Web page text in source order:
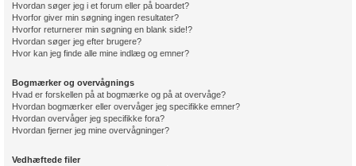
Hvordan søger jeg i et forum eller på boardet?
Hvorfor giver min søgning ingen resultater?
Hvorfor returnerer min søgning en blank side!?
Hvordan søger jeg efter brugere?
Hvor kan jeg finde alle mine indlæg og emner?
Bogmærker og overvågnings
Hvad er forskellen på at bogmærke og på at overvåge?
Hvordan bogmærker eller overvåger jeg specifikke emner?
Hvordan overvåger jeg specifikke fora?
Hvordan fjerner jeg mine overvågninger?
Vedhæftede filer